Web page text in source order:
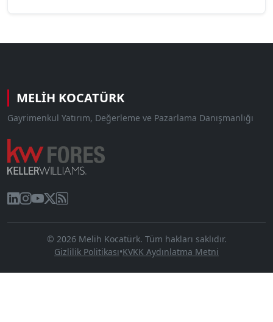
MELIH KOCATÜRK
Gayrimenkul Yatırım, Değerleme ve Pazarlama Danışmanlığı
© 2026 Melih Kocatürk. Tüm hakları saklıdır.
Gizlilik Politikası•KVKK Aydınlatma Metni